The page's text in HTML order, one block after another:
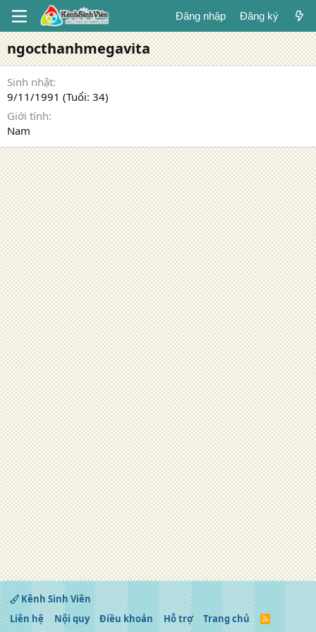
Đăng nhập Đăng ký
ngocthanhmegavita
Sinh nhật
9/11/1991 (Tuổi: 34)
Giới tính
Nam
Kênh Sinh Viên
Liên hệ
Nội quy Điều khoản Hỗ trợ Trang chủ
R